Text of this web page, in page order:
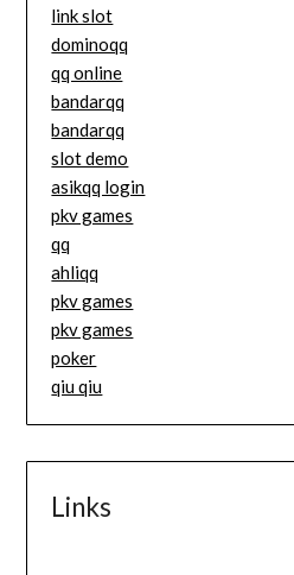
link slot
dominoqq
qq online
bandarqq
bandarqq
slot demo
asikqq login
pkv games
qq
ahliqq
pkv games
pkv games
poker
qiu qiu
Links